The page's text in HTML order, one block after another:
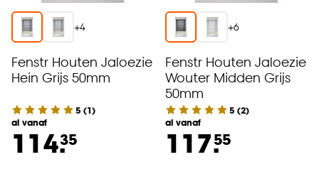
+4
Fenstr Houten Jaloezie
Hein Grijs 50mm
5 (1)
al vanaf
114.35
+6
Fenstr Houten Jaloezie
Wouter Midden Grijs
50mm
5 (2)
al vanaf
117.55